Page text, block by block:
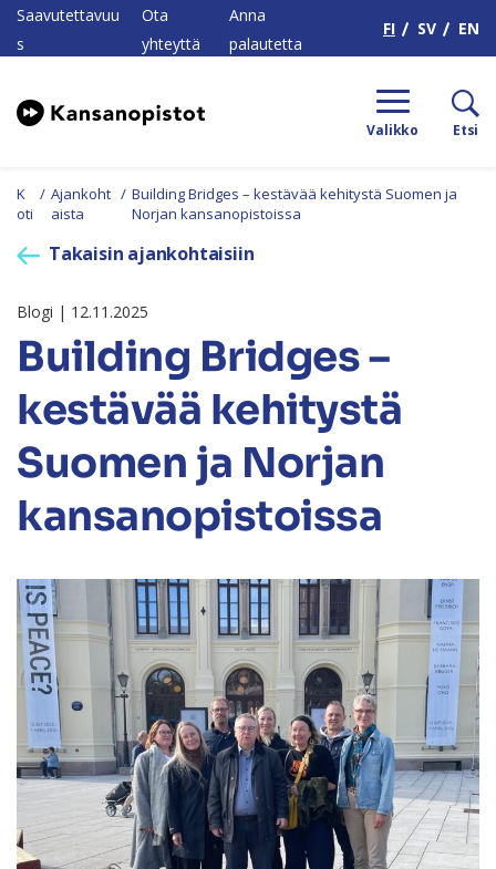
Saavutettavuu
s
Ota
yhteyttä
Anna
palautetta
FI SV EN
Valikko Etsi
K
oti
/ Ajankoht
aista
/ Building Bridges – kestävää kehitystä Suomen ja
Norjan kansanopistoissa
Takaisin ajankohtaisiin
Blogi | 12.11.2025
Building Bridges –
kestävää kehitystä
Suomen ja Norjan
kansanopistoissa